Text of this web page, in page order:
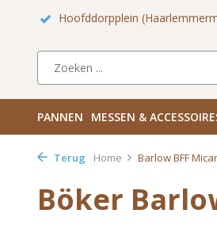
171) in Amsterdam
PANNEN MESSEN &
Terug Home Barlow BFF
Böker